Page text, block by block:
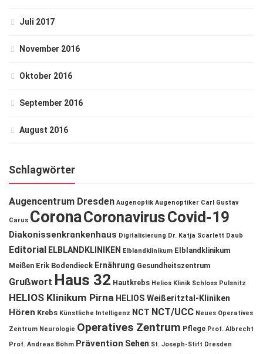
Juli 2017
November 2016
Oktober 2016
September 2016
August 2016
Schlagwörter
Augencentrum Dresden Augenoptik Augenoptiker Carl Gustav
Carus CoronaCoronavirusCovid-19
Diakonissenkrankenhaus Digitalisierung Dr. Katja Scarlett Daub
Editorial ELBLANDKLINIKEN Elblandklinikum Elblandklinikum
Meißen Erik Bodendieck Ernährung Gesundheitszentrum
Grußwort Haus 32 Hautkrebs Helios Klinik Schloss Pulsnitz
HELIOS Klinikum Pirna HELIOS Weißeritztal-Kliniken
Hören Krebs Künstliche Intelligenz NCT NCT/UCC Neues Operatives
Zentrum Neurologie Operatives Zentrum Pflege Prof. Albrecht
Prof. Andreas Böhm Prävention Sehen St. Joseph-Stift Dresden